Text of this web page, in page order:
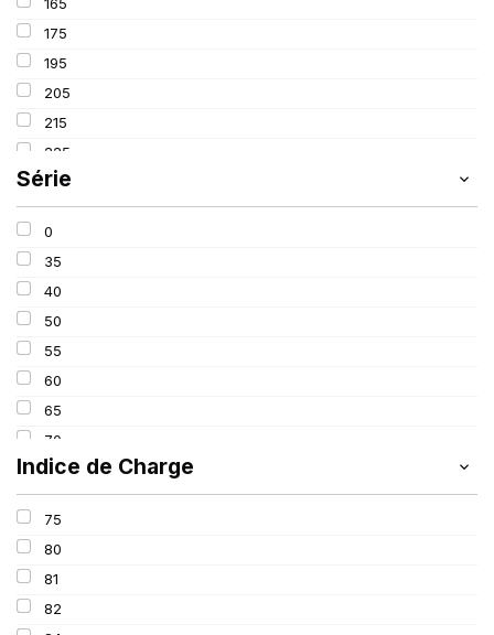
MICHELIN
MITAS
Mondolfo ferro
PIRELLI
PROMETEON
SIOC
175
195
205
215
225
235
245
315
Série
0
35
40
50
55
60
65
70
75
80
90
650
Indice de Charge
75
80
81
82